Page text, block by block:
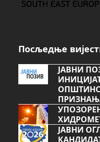
Посљедње
ЈАВНИ
ЈАВНИ